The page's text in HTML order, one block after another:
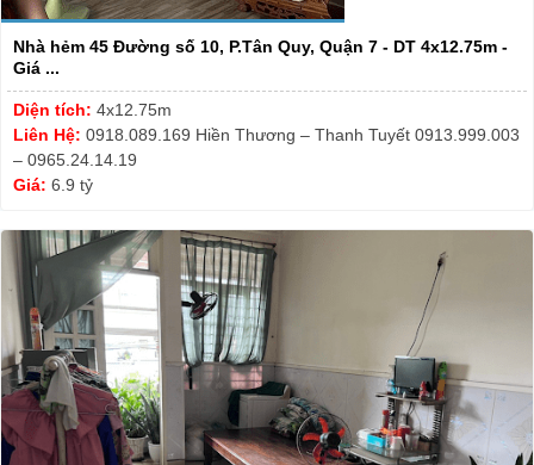
Nhà hẻm 45 Đường số 10, P.Tân Quy, Quận 7 - DT 4x12.75m -
Giá ...
Diện tích: 4x12.75m
Liên Hệ: 0918.089.169 Hiền Thương – Thanh Tuyết 0913.999.003
– 0965.24.14.19
Giá: 6.9 tỷ